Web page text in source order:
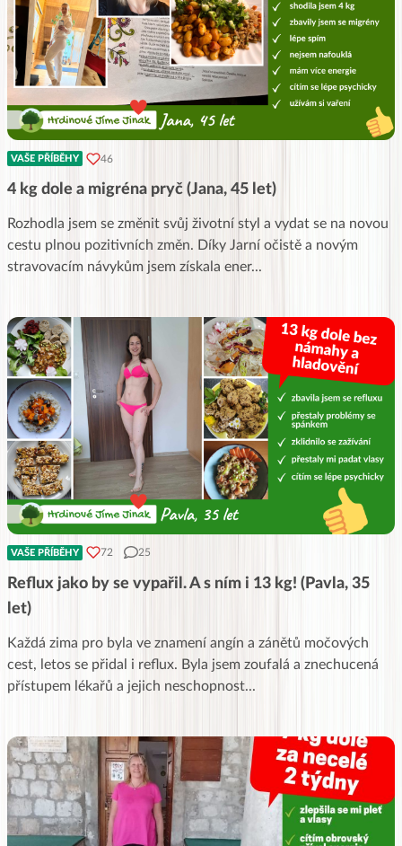
VAŠE PŘÍBĚHY 46
4 kg dole a migréna pryč (Jana, 45 let)
Rozhodla jsem se změnit svůj životní styl a vydat se na novou
cestu plnou pozitivních změn. Díky Jarní očistě a novým
stravovacím návykům jsem získala ener...
VAŠE PŘÍBĚHY 72 25
Reflux jako by se vypařil. A s ním i 13 kg! (Pavla, 35
let)
Každá zima pro byla ve znamení angín a zánětů močových
cest, letos se přidal i reflux. Byla jsem zoufalá a znechucená
přístupem lékařů a jejich neschopnost...